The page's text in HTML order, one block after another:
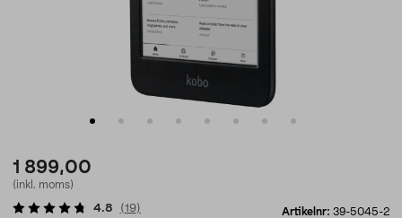
1 899,00
(inkl. moms)
Artikelnr: 39-5045-2
4.8 (19)